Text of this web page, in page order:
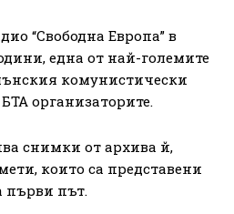
“Свободна Европа” в
една от най-големите
комунистически
организаторите.
снимки от архива й,
които са представени
първи път.